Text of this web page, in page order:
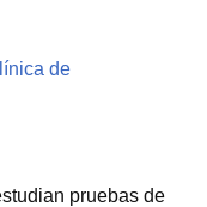
de
pruebas de